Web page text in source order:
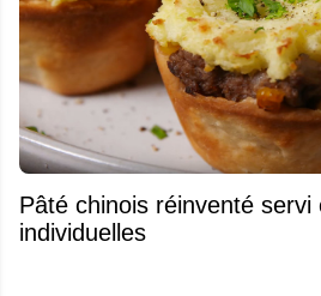
Pâté chinois réinventé servi
individuelles